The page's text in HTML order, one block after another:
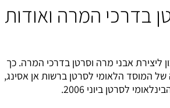
בדרכי המרה ואודות
ליצירת אבני מרה וסרטן בדרכי המרה. כך
המוסד הלאומי לסרטן ברשות אן אסינג,
לסרטן ביוני 2006.